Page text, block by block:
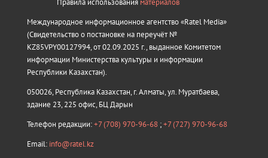
Международное информационное агентство «Ratel Media»
(Свидетельство о постановке на переучёт №
KZ85VPY00127994, от 02.09.2025 г., выданное Комитетом
информации Министерства культуры и информации
Республики Казахстан).
050026, Республика Казахстан, г. Алматы, ул. Муратбаева,
здание 23, 225 офис, БЦ Дарын
Телефон редакции:+7 (708) 970-96-68 ;+7 (727) 970-96-68
Email: info@ratel.kz